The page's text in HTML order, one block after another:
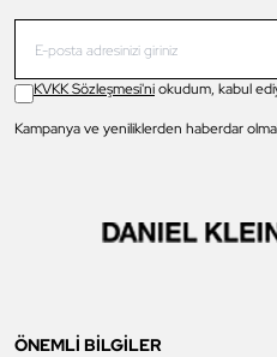
KVKK Sözleşmesi'niokudum, kabul
Kampanya ve yeniliklerden haberdar
ÖNEMLİ BİLGİLER